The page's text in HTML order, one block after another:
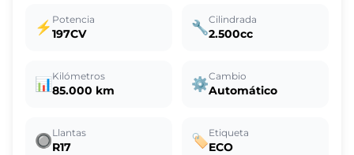
⚡ Potencia
197CV 🔧Cilindrada
2.500cc
📊Kilómetros
85.000 km ⚙️Cambio
Automático
🔘Llantas
R17 🏷️Etiqueta
ECO